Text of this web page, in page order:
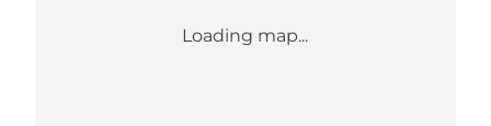
Loading map...